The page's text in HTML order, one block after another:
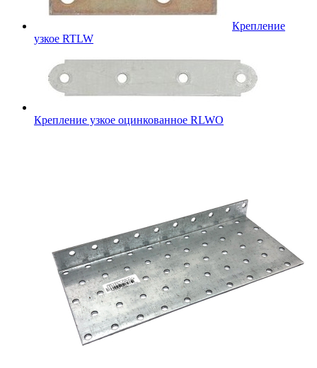
Крепление
узкое RTLW
Крепление узкое оцинкованное RLWO